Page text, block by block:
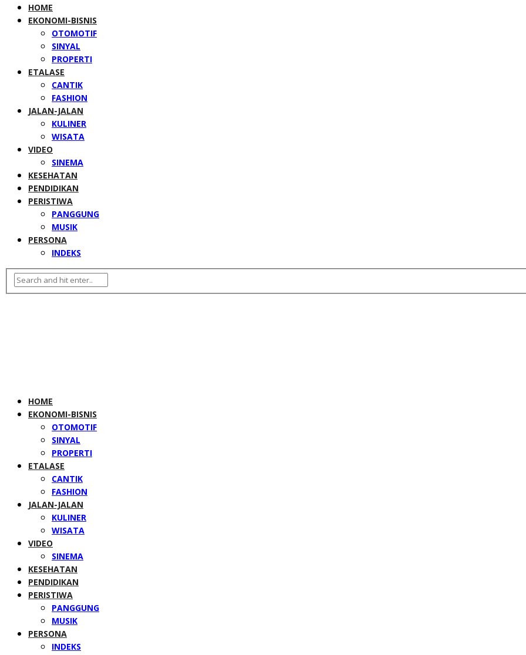
HOME
EKONOMI-BISNIS
OTOMOTIF
SINYAL
PROPERTI
ETALASE
CANTIK
FASHION
JALAN-JALAN
KULINER
WISATA
VIDEO
SINEMA
KESEHATAN
PENDIDIKAN
PERISTIWA
PANGGUNG
MUSIK
PERSONA
INDEKS
HOME
EKONOMI-BISNIS
OTOMOTIF
SINYAL
PROPERTI
ETALASE
CANTIK
FASHION
JALAN-JALAN
KULINER
WISATA
VIDEO
SINEMA
KESEHATAN
PENDIDIKAN
PERISTIWA
PANGGUNG
MUSIK
PERSONA
INDEKS